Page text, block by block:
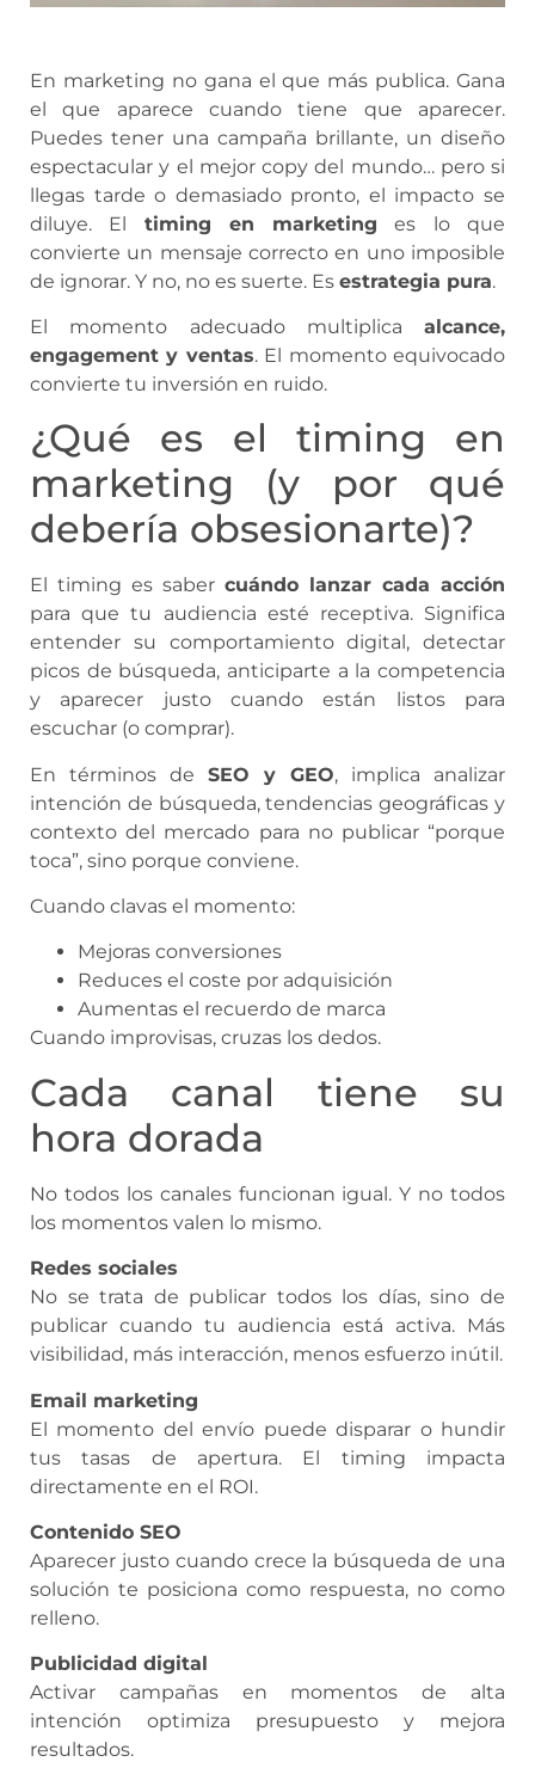
En marketing no gana el que más publica. Gana
el que aparece cuando tiene que aparecer.
Puedes tener una campaña brillante, un diseño
espectacular y el mejor copy del mundo… pero si
llegas tarde o demasiado pronto, el impacto se
diluye. El timing en marketing es lo que
convierte un mensaje correcto en uno imposible
de ignorar. Y no, no es suerte. Es estrategia pura.
El momento adecuado multiplica alcance,
engagement y ventas. El momento equivocado
convierte tu inversión en ruido.
¿Qué es el timing en
marketing (y por qué
debería obsesionarte)?
El timing es saber cuándo lanzar cada acción
para que tu audiencia esté receptiva. Significa
entender su comportamiento digital, detectar
picos de búsqueda, anticiparte a la competencia
y aparecer justo cuando están listos para
escuchar (o comprar).
En términos de SEO y GEO, implica analizar
intención de búsqueda, tendencias geográficas y
contexto del mercado para no publicar “porque
toca”, sino porque conviene.
Cuando clavas el momento:
Mejoras conversiones
Reduces el coste por adquisición
Aumentas el recuerdo de marca
Cuando improvisas, cruzas los dedos.
Cada canal tiene su
hora dorada
No todos los canales funcionan igual. Y no todos
los momentos valen lo mismo.
Redes sociales
No se trata de publicar todos los días, sino de
publicar cuando tu audiencia está activa. Más
visibilidad, más interacción, menos esfuerzo inútil.
Email marketing
El momento del envío puede disparar o hundir
tus tasas de apertura. El timing impacta
directamente en el ROI.
Contenido SEO
Aparecer justo cuando crece la búsqueda de una
solución te posiciona como respuesta, no como
relleno.
Publicidad digital
Activar campañas en momentos de alta
intención optimiza presupuesto y mejora
resultados.